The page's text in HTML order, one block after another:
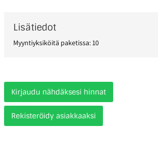
Lisätiedot
Myyntiyksiköitä paketissa: 10
Kirjaudu nähdäksesi hinnat
Rekisteröidy asiakkaaksi